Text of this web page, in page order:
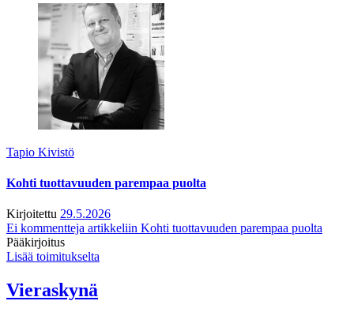
Tapio Kivistö
Kohti tuottavuuden parempaa puolta
Kirjoitettu 29.5.2026
Ei kommentteja artikkeliin Kohti tuottavuuden parempaa puolta
Pääkirjoitus
Lisää toimitukselta
Vieraskynä